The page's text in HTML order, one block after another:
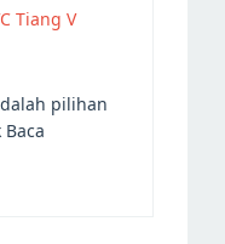
Tiang V
pilihan